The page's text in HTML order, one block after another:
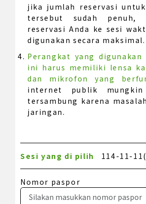
jika jumlah reservasi
tersebut sudah penuh,
reservasi Anda ke sesi
digunakan secara maksimal.
Perangkat yang digunakan
ini harus memiliki lensa
dan mikrofon yang
internet publik
tersambung karena
jaringan.
Sesi yang di pilih 114-11-
Nomor paspor